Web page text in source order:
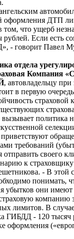
оформления ДТП
том, что ущерб
Если есть
- говорит Павел
отдела
Компания
, автовладельцу
в первую
страховой
политика
требований
своего
к
- В этой
понимать,
убытков они имеют
компанию
лимитов. В
ГИБДД - 120 тысяч
оформления